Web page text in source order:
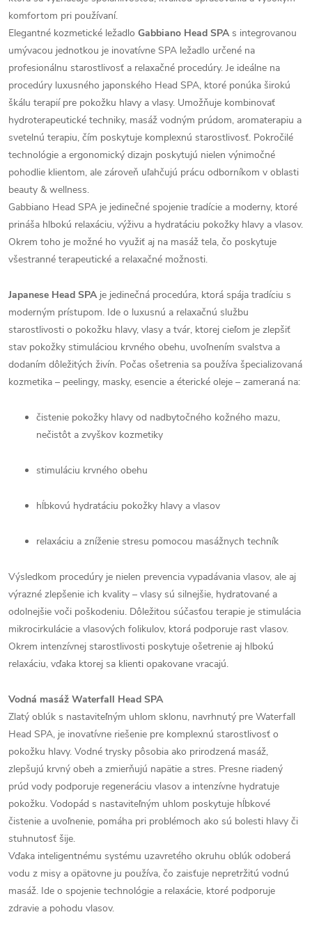
komfortom pri používaní.
Elegantné kozmetické ležadlo Gabbiano Head SPAs integrovanou
umývacou jednotkou je inovatívne SPA ležadlo určené na
profesionálnu starostlivosť a relaxačné procedúry. Je ideálne na
procedúry luxusného japonského Head SPA, ktoré ponúka širokú
škálu terapií pre pokožku hlavy a vlasy. Umožňuje kombinovať
hydroterapeutické techniky, masáž vodným prúdom, aromaterapiu a
svetelnú terapiu, čím poskytuje komplexnú starostlivosť. Pokročilé
technológie a ergonomický dizajn poskytujú nielen výnimočné
pohodlie klientom, ale zároveň uľahčujú prácu odborníkom v oblasti
beauty & wellness.
Gabbiano Head SPA je jedinečné spojenie tradície a moderny, ktoré
prináša hlbokú relaxáciu, výživu a hydratáciu pokožky hlavy a vlasov.
Okrem toho je možné ho využiť aj na masáž tela, čo poskytuje
všestranné terapeutické a relaxačné možnosti.
Japanese Head SPAje jedinečná procedúra, ktorá spája tradíciu s
moderným prístupom. Ide o luxusnú a relaxačnú službu
starostlivosti o pokožku hlavy, vlasy a tvár, ktorej cieľom je zlepšiť
stav pokožky stimuláciou krvného obehu, uvoľnením svalstva a
dodaním dôležitých živín. Počas ošetrenia sa používa špecializovaná
kozmetika – peelingy, masky, esencie a éterické oleje – zameraná na:
čistenie pokožky hlavy od nadbytočného kožného mazu,
nečistôt a zvyškov kozmetiky
stimuláciu krvného obehu
hĺbkovú hydratáciu pokožky hlavy a vlasov
relaxáciu a zníženie stresu pomocou masážnych techník
Výsledkom procedúry je nielen prevencia vypadávania vlasov, ale aj
výrazné zlepšenie ich kvality – vlasy sú silnejšie, hydratované a
odolnejšie voči poškodeniu. Dôležitou súčasťou terapie je stimulácia
mikrocirkulácie a vlasových folikulov, ktorá podporuje rast vlasov.
Okrem intenzívnej starostlivosti poskytuje ošetrenie aj hlbokú
relaxáciu, vďaka ktorej sa klienti opakovane vracajú.
Vodná masáž Waterfall Head SPA
Zlatý oblúk s nastaviteľným uhlom sklonu, navrhnutý pre Waterfall
Head SPA, je inovatívne riešenie pre komplexnú starostlivosť o
pokožku hlavy. Vodné trysky pôsobia ako prirodzená masáž,
zlepšujú krvný obeh a zmierňujú napätie a stres. Presne riadený
prúd vody podporuje regeneráciu vlasov a intenzívne hydratuje
pokožku. Vodopád s nastaviteľným uhlom poskytuje hĺbkové
čistenie a uvoľnenie, pomáha pri problémoch ako sú bolesti hlavy či
stuhnutosť šije.
Vďaka inteligentnému systému uzavretého okruhu oblúk odoberá
vodu z misy a opätovne ju používa, čo zaisťuje nepretržitú vodnú
masáž. Ide o spojenie technológie a relaxácie, ktoré podporuje
zdravie a pohodu vlasov.